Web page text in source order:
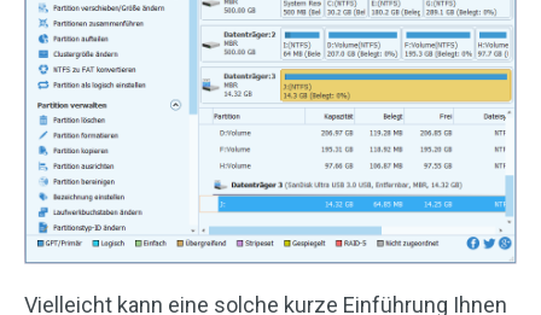
Vielleicht kann eine solche kurze Einführung Ihnen